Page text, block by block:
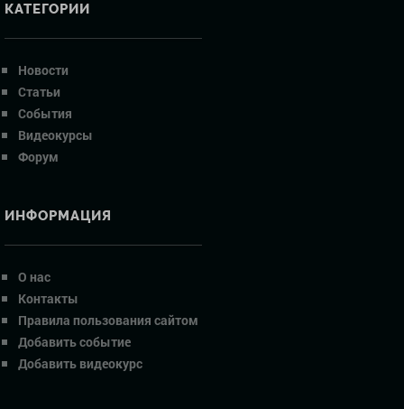
КАТЕГОРИИ
Новости
Статьи
События
Видеокурсы
Форум
ИНФОРМАЦИЯ
О нас
Контакты
Правила пользования сайтом
Добавить событие
Добавить видеокурс